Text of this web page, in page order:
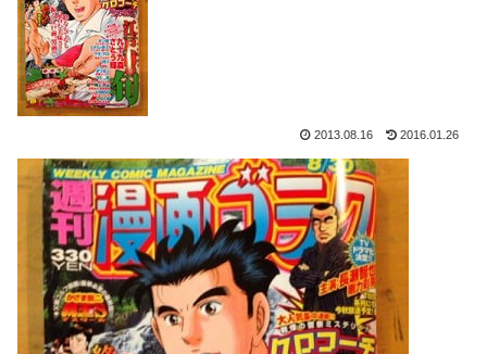
2013.08.16 2016.01.26